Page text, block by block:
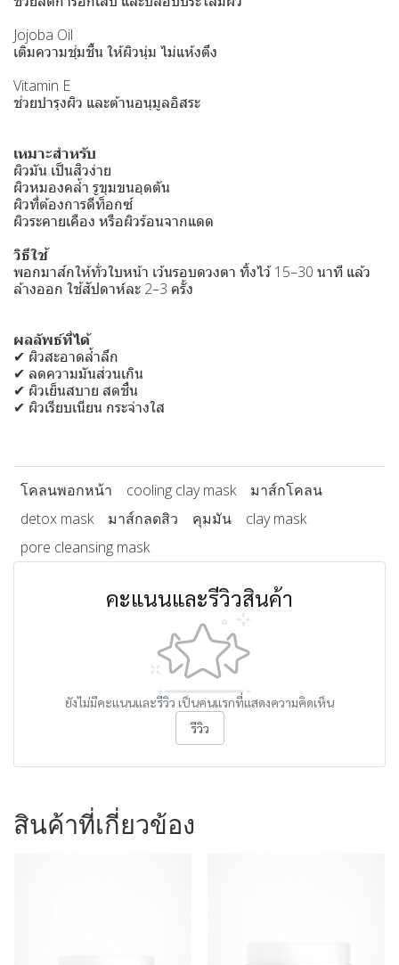
Jojoba Oil
เติมความชุ่มชื้น ให้ผิวนุ่ม ไม่แห้งตึง
Vitamin E
ช่วยบำรุงผิว และต้านอนุมูลอิสระ
เหมาะสำหรับ
ผิวมัน เป็นสิวง่าย
ผิวหมองคล้ำ รูขุมขนอุดตัน
ผิวที่ต้องการดีท็อกซ์
ผิวระคายเคือง หรือผิวร้อนจากแดด
วิธีใช้
พอกมาส์กให้ทั่วใบหน้า เว้นรอบดวงตา ทิ้งไว้ 15–30 นาที แล้ว
ล้างออก ใช้สัปดาห์ละ 2–3 ครั้ง
ผลลัพธ์ที่ได้
✔ ผิวสะอาดล้ำลึก
✔ ลดความมันส่วนเกิน
✔ ผิวเย็นสบาย สดชื่น
✔ ผิวเรียบเนียน กระจ่างใส
โคลนพอกหน้า cooling clay mask
มาส์กโคลน
detox mask
มาส์กลดสิว คุมมัน
clay mask
pore cleansing mask
คะแนนและรีวิวสินค้า
ยังไม่มีคะแนนและรีวิว เป็นคนแรกที่แสดงความคิดเห็น
รีวิว
สินค้าที่เกี่ยวข้อง